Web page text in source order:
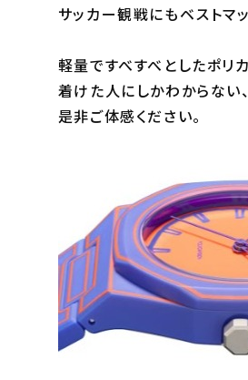
サッカー観戦にもベスト
軽量ですべすべとしたポリ
着けた人にしかわからない
是非ご体感ください。